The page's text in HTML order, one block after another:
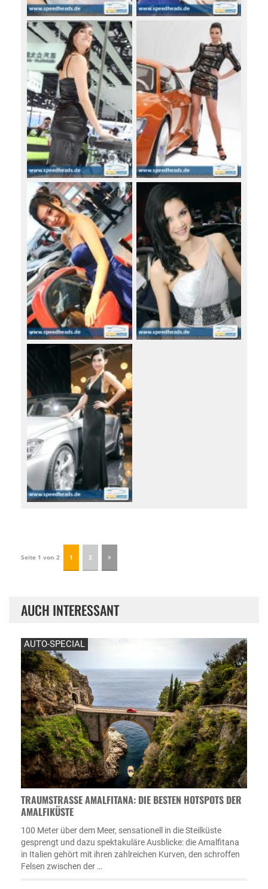
Seite 1 von 2 1 2
AUCH INTERESSANT
AUTO-SPECIAL
TRAUMSTRASSE AMALFITANA: DIE BESTEN HOTSPOTS DER A
MALFIKÜSTE
100 Meter über dem Meer, sensationell in die Steilküste
gesprengt und dazu spektakuläre Ausblicke: die Amalfitana
in Italien gehört mit ihren zahlreichen Kurven, den schroffen
Felsen zwischen der …